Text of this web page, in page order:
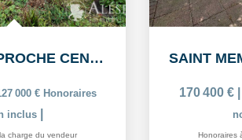
CHALONS PROCHE CENTRE: Maison de 5 pièces avec garage
000 € Honoraires
inclus
charge du vendeur
170 400 €
Honoraires